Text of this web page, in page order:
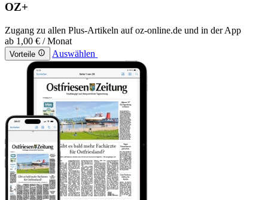
OZ+
Zugang zu allen Plus-Artikeln auf oz-online.de und in der App
ab 1,00 € / Monat
Vorteile Auswählen